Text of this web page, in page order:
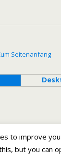
Seitenanfang
to improve
but you can